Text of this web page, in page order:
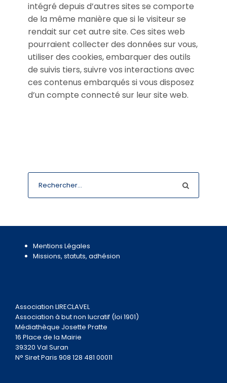
intégré depuis d’autres sites se comporte
de la même manière que si le visiteur se
rendait sur cet autre site. Ces sites web
pourraient collecter des données sur vous,
utiliser des cookies, embarquer des outils
de suivis tiers, suivre vos interactions avec
ces contenus embarqués si vous disposez
d’un compte connecté sur leur site web.
Mentions Légales
Missions, statuts, adhésion
Association LIRECLAVEL
Association à but non lucratif (loi 1901)
Médiathèque Josette Pratte
16 Place de la Mairie
39320 Val Suran
N° Siret Paris 908 128 481 00011